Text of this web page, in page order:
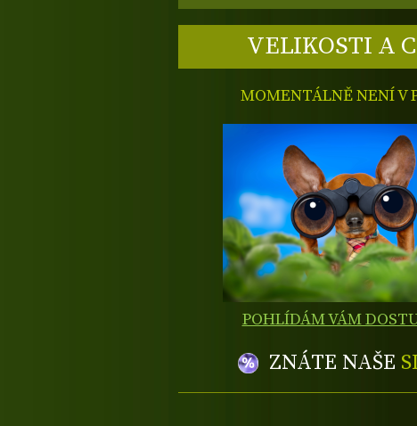
VELIKOSTI A
MOMENTÁLNĚ NENÍ V
POHLÍDÁM VÁM
ZNÁTE NAŠE